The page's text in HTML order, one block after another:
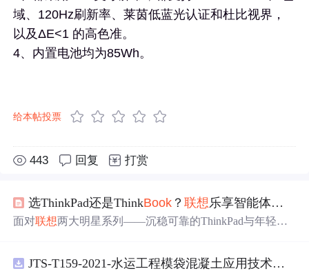
域、120Hz刷新率、莱茵低蓝光认证和杜比视界，
以及ΔE<1 的高色准。
4、内置电池均为85Wh。
给本帖投票
443 回复 打赏
选ThinkPad还是ThinkBook ？联想 乐享智能体让你告别选择困难！
面对联想两大明星系列——沉稳可靠的ThinkPad与年轻活
还是ThinkBook？”这或许是许多用户在选购商务笔记本时
JTS-T159-2021-水运工程模袋混凝土应用技术规范-可搜索.pdf